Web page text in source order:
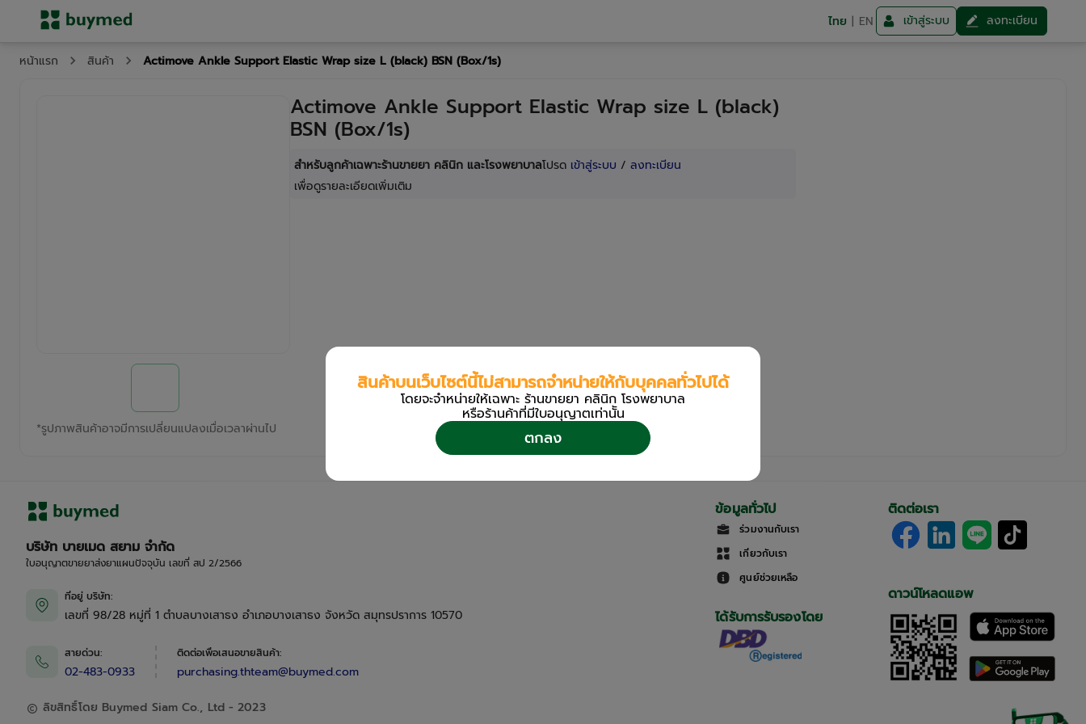
ไทย | EN เข้าสู่ระบบ ลงทะเบียน
หน้าแรก สินค้า Actimove Ankle Support Elastic Wrap size L (black) BSN (Box/1s)
*รูปภาพสินค้าอาจมีการเปลี่ยนแปลงเมื่อเวลาผ่านไป
Actimove Ankle Support Elastic Wrap size L (black)
BSN (Box/1s)
สำหรับลูกค้าเฉพาะร้านขายยา คลินิก และโรงพยาบาลโปรด เข้าสู่ระบบ / ลงทะเบียน
เพื่อดูรายละเอียดเพิ่มเติม
บริษัท บายเมด สยาม จำกัด
ใบอนุญาตขายยาส่งยาแผนปัจจุบัน เลขที่ สป 2/2566
ที่อยู่ บริษัท:
เลขที่ 98/28 หมู่ที่ 1 ตำบลบางเสาธง อำเภอบางเสาธง จังหวัด สมุทรปราการ 10570
สายด่วน:
02-483-0933
ติดต่อเพื่อเสนอขายสินค้า:
purchasing.thteam@buymed.com
ลิขสิทธิ์โดย Buymed Siam Co., Ltd - 2023
ข้อมูลทั่วไป
ร่วมงานกับเรา
เกี่ยวกับเรา
ศูนย์ช่วยเหลือ
ได้รับการรับรองโดย
ติดต่อเรา
ดาวน์โหลดแอพ
สินค้าบนเว็บไซต์นี้ไม่สามารถจำหน่ายให้กับบุคคลทั่วไปได้
โดยจะจำหน่ายให้เฉพาะ ร้านขายยา คลินิก โรงพยาบาล
หรือร้านค้าที่มีใบอนุญาตเท่านััน
ตกลง